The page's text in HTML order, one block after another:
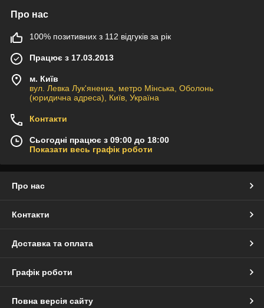
Про нас
100% позитивних з 112 відгуків за рік
Працює з 17.03.2013
м. Київ
вул. Левка Лук'яненка, метро Мінська, Оболонь
(юридична адреса), Київ, Україна
Контакти
Сьогодні працює з 09:00 до 18:00
Показати весь графік роботи
Про нас
Контакти
Доставка та оплата
Графік роботи
Повна версія сайту